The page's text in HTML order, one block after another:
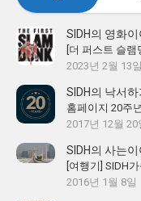
SIDH의 영화이
[더 퍼스트 슬
2023년 2월 13일
SIDH의 낙서하
홈페이지 20주
2017년 12월 20
SIDH의 사는이
[여행기] SIDH
2016년 1월 8일